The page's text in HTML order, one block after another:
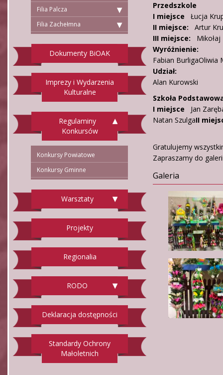
Filia Palcza
Filia Zachełmna
Dokumenty BiOAK
Imprezy i Wydarzenia
Kulturalne
Regulaminy
Konkursów
Konkursy Powiatowe
Konkursy Gminne
Warsztaty
Projekty
Regionalia
RODO
Deklaracja dostępności
Standardy Ochrony
Małoletnich
Przedszkole
I miejsce
Łucja
II miejsce:
Artur
III miejsce:
Wyróżnienie:
Fabian BurligaOliwia
Udział:
Alan Kurowski
Szkoła
I miejsce
Jan
Natan SzulgaII
Gratulujemy
Zapraszamy do
Galeria